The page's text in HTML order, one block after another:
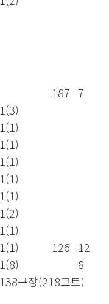
187 7
1(3)
1(1)
1(1)
1(1)
1(1)
1(1)
1(2)
1(1)
1(1) 126
12
1(8)
8
138구장(218코트)